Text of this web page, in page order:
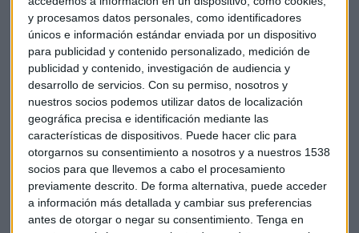
y procesamos datos personales, como identificadores
únicos e información estándar enviada por un dispositivo
para publicidad y contenido personalizado, medición de
publicidad y contenido, investigación de audiencia y
desarrollo de servicios. Con su permiso, nosotros y
nuestros socios podemos utilizar datos de localización
geográfica precisa e identificación mediante las
características de dispositivos. Puede hacer clic para
otorgarnos su consentimiento a nosotros y a nuestros 1538
socios para que llevemos a cabo el procesamiento
previamente descrito. De forma alternativa, puede acceder
a información más detallada y cambiar sus preferencias
antes de otorgar o negar su consentimiento. Tenga en
paripé” y avanzan que trabajarán en iniciativas legislativas
que superen la LOMCE, además de apoyar la convocatoria
de movilizaciones.
La tan necesaria reforma educativa se encalla tras 15 meses
de trabajo y después de que más de 80 comparecientes
hayan pasado por esa subcomisión. La posibilidad de
alcanzar un pacto se desvanece casi por completo
mientras, según López Rupérez, el nivel educativo está
totalmente estancado en España. “Existe un nivel
insuficiente de formación en políticas educativas de las
instancias de decisión”, asegura. Esa falta de formación en